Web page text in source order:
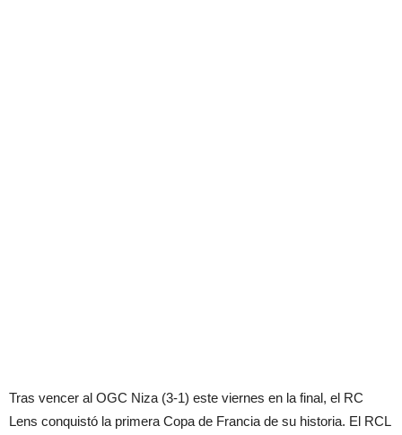
Tras vencer al OGC Niza (3-1) este viernes en la final, el RC
Lens conquistó la primera Copa de Francia de su historia. El RCL